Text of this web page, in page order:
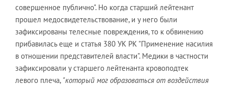
совершенное публично". Но когда старший лейтенант
прошел медосвидетельствование, и у него были
зафиксированы телесные повреждения, то к обвинению
прибавилась еще и статья 380 УК РК "Применение насилия
в отношении представителей власти". Медики в частности
зафиксировали у старшего лейтенанта кровоподтек
левого плеча, "который мог образоваться от воздействия